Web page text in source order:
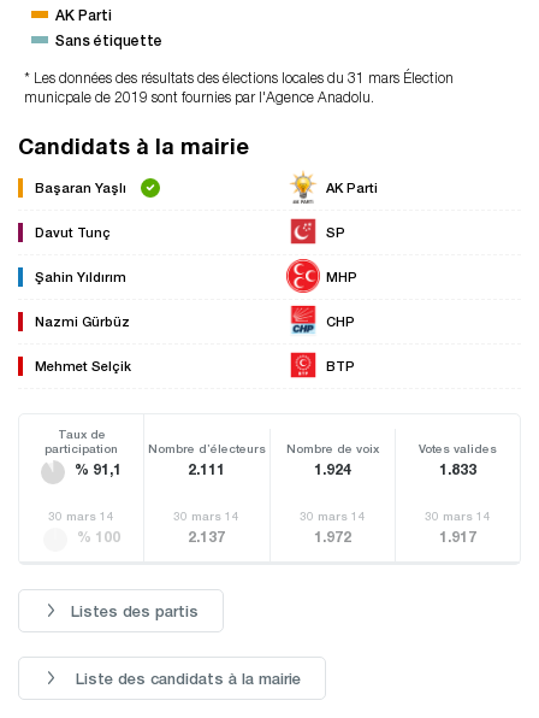
AK Parti
Sans étiquette
* Les données des résultats des élections locales du 31 mars Élection
municpale de 2019 sont fournies par l'Agence Anadolu.
Candidats à la mairie
Başaran Yaşlı AK Parti
Davut Tunç SP
Şahin Yıldırım MHP
Nazmi Gürbüz CHP
Mehmet Selçik BTP
Taux de
participation
% 91,1
Nombre d’électeurs
2.111
Nombre de voix
1.924
Votes valides
1.833
30 mars 14
% 100
30 mars 14
2.137
30 mars 14
1.972
30 mars 14
1.917
Listes des partis
Liste des candidats à la mairie